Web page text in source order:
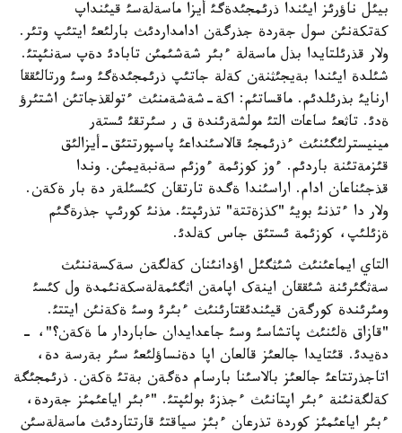
بيئل ناؤرئز ايئندا ذرئمجئدةگئ أيزا ماسةلةسئ قيئنداپ
کةتکةنئن سول جةردة جذرگةن ادامداردئث بارلئعئ ايتئپ وتئر.
ولار قذرئلتايدا بذل ماسةلة ءبئر شةشئمئن تابادئ دةپ سةنئپتئ.
شئلدة ايئندا بةيجئثنةن کةلة جاتئپ ذرئمجئدةگئ وسئ ورتالئققا
ارنايئ بذرئلدئم. ماقساتئم: اکة-شةشةمنئث ءتولقذجاتئن اشتئرؤ
ةدئ. تاثعئ ساعات التئ مولشةرئندة ق ر سئرتقئ ئستةر
مينيسترلئگئنئث ءذرئمجئ قالاسئنداعئ پاسپورتتئق-أيزالئق
قئزمةتئنة باردئم. ءوز کوزئمة ءوزئم سةنبةيمئن. وندا
قذجئناعان ادام. اراسئندا ةگدة تارتقان کئسئلةر دة بار ةکةن.
ولار دا ءتذنئ بويئ "کذزةتتة" تذرئپتئ. مذنئ کورئپ جذرةگئم
ةزئلئپ، کوزئمة ئستئق جاس کةلدئ.
التاي ايماعئنئث شئثگئل اؤدانئنان کةلگةن سةکسةننئث
سةثگئرئنة شئققان اينةک اپامةن اثگئمةلةسکةنئمدة ول کئسئ
ومئرئندة کورگةن قيئندئقتارئنئث ءبئرئ وسئ ةکةنئن ايتتئ.
"قازاق ةلئنئث پاتشاسئ وسئ جاعدايدان حاباردار ما ةکةن؟"، -
دةيدئ. قئتايدا جالعئز قالعان اپا دةنساؤلئعئ سئر بةرسة دة،
اتاجذرتتاعئ جالعئز بالاسئنا بارسام دةگةن بةتئ ةکةن. ذرئمجئگة
کةلگةنئنة ءبئر اپتانئث ءجذزئ بولئپتئ. "ءبئر اياعئمئز جةردة،
ءبئر اياعئمئز کوردة تذرعان ءبئز سياقتئ قارتتاردئث ماسةلةسئن